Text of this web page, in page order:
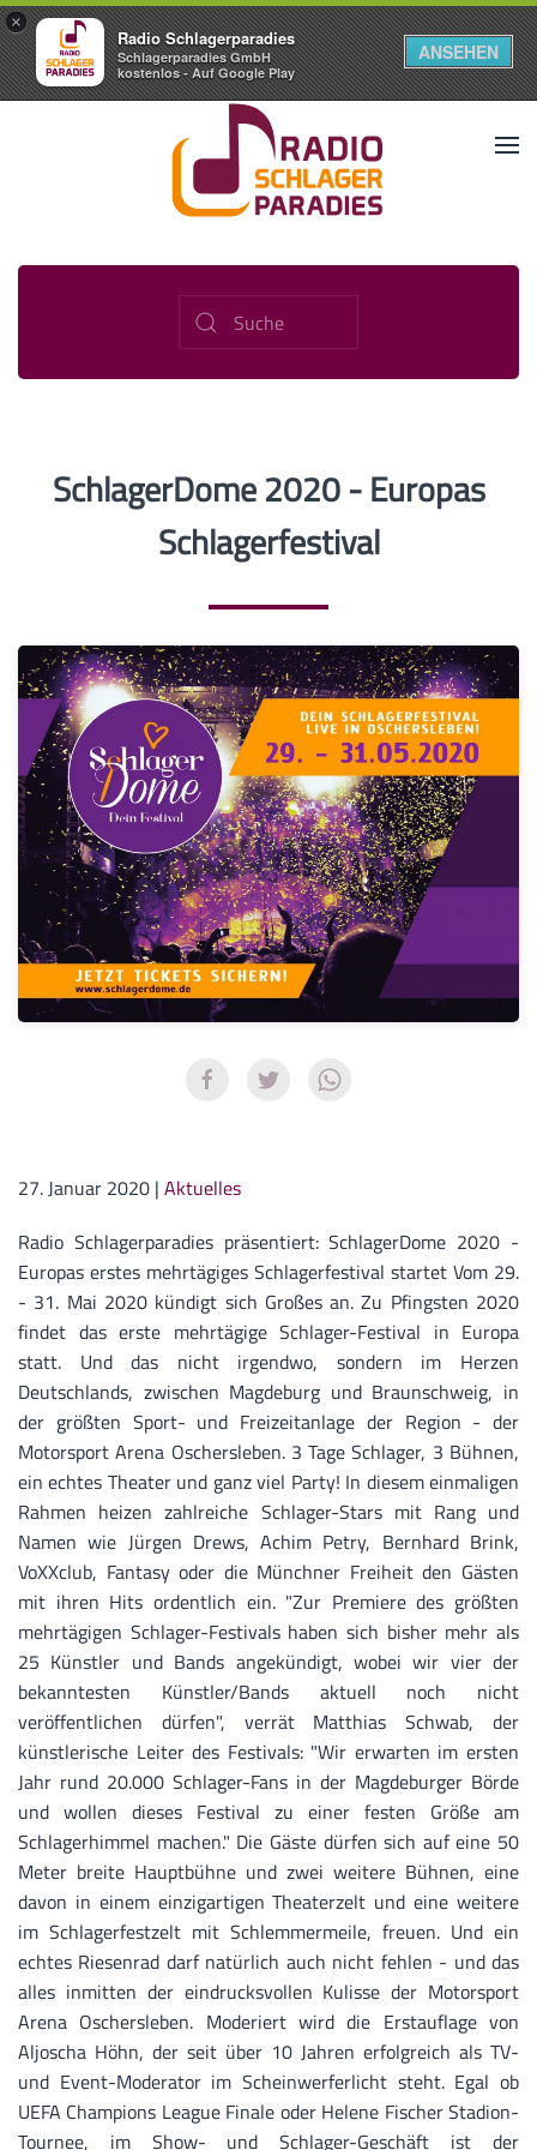
×
Radio Schlagerparadies
Schlagerparadies GmbH
kostenlos - Auf Google Play
ANSEHEN
SchlagerDome 2020 - Europas
Schlagerfestival
27. Januar 2020 | Aktuelles
Radio Schlagerparadies präsentiert: SchlagerDome 2020 -
Europas erstes mehrtägiges Schlagerfestival startet Vom 29.
- 31. Mai 2020 kündigt sich Großes an. Zu Pfingsten 2020
findet das erste mehrtägige Schlager-Festival in Europa
statt. Und das nicht irgendwo, sondern im Herzen
Deutschlands, zwischen Magdeburg und Braunschweig, in
der größten Sport- und Freizeitanlage der Region - der
Motorsport Arena Oschersleben. 3 Tage Schlager, 3 Bühnen,
ein echtes Theater und ganz viel Party! In diesem einmaligen
Rahmen heizen zahlreiche Schlager-Stars mit Rang und
Namen wie Jürgen Drews, Achim Petry, Bernhard Brink,
VoXXclub, Fantasy oder die Münchner Freiheit den Gästen
mit ihren Hits ordentlich ein. "Zur Premiere des größten
mehrtägigen Schlager-Festivals haben sich bisher mehr als
25 Künstler und Bands angekündigt, wobei wir vier der
bekanntesten Künstler/Bands aktuell noch nicht
veröffentlichen dürfen", verrät Matthias Schwab, der
künstlerische Leiter des Festivals: "Wir erwarten im ersten
Jahr rund 20.000 Schlager-Fans in der Magdeburger Börde
und wollen dieses Festival zu einer festen Größe am
Schlagerhimmel machen." Die Gäste dürfen sich auf eine 50
Meter breite Hauptbühne und zwei weitere Bühnen, eine
davon in einem einzigartigen Theaterzelt und eine weitere
im Schlagerfestzelt mit Schlemmermeile, freuen. Und ein
echtes Riesenrad darf natürlich auch nicht fehlen - und das
alles inmitten der eindrucksvollen Kulisse der Motorsport
Arena Oschersleben. Moderiert wird die Erstauflage von
Aljoscha Höhn, der seit über 10 Jahren erfolgreich als TV-
und Event-Moderator im Scheinwerferlicht steht. Egal ob
UEFA Champions League Finale oder Helene Fischer Stadion-
Tournee, im Show- und Schlager-Geschäft ist der